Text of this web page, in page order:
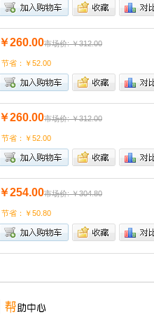
￥260.00市场价: ￥312.00
节省：￥52.00
￥260.00市场价: ￥312.00
节省：￥52.00
￥254.00市场价: ￥304.80
节省：￥50.80